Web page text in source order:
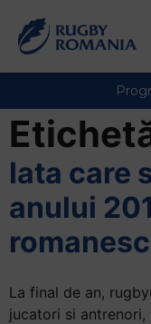
Iata care
anului
La final de an,
jucatori si